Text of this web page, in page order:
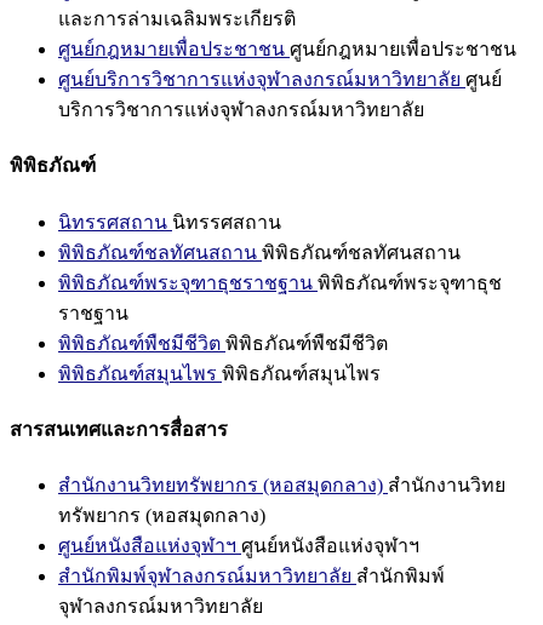
และการล่ามเฉลิมพระเกียรติ
ศูนย์กฎหมายเพื่อประชาชน ศูนย์กฎหมายเพื่อประชาชน
ศูนย์บริการวิชาการแห่งจุฬาลงกรณ์มหาวิทยาลัย ศูนย์
บริการวิชาการแห่งจุฬาลงกรณ์มหาวิทยาลัย
พิพิธภัณฑ์
นิทรรศสถาน นิทรรศสถาน
พิพิธภัณฑ์ชลทัศนสถาน พิพิธภัณฑ์ชลทัศนสถาน
พิพิธภัณฑ์พระจุฑาธุชราชฐาน พิพิธภัณฑ์พระจุฑาธุช
ราชฐาน
พิพิธภัณฑ์พืชมีชีวิต พิพิธภัณฑ์พืชมีชีวิต
พิพิธภัณฑ์สมุนไพร พิพิธภัณฑ์สมุนไพร
สารสนเทศและการสื่อสาร
สำนักงานวิทยทรัพยากร (หอสมุดกลาง) สำนักงานวิทย
ทรัพยากร (หอสมุดกลาง)
ศูนย์หนังสือแห่งจุฬาฯ ศูนย์หนังสือแห่งจุฬาฯ
สำนักพิมพ์จุฬาลงกรณ์มหาวิทยาลัย สำนักพิมพ์
จุฬาลงกรณ์มหาวิทยาลัย